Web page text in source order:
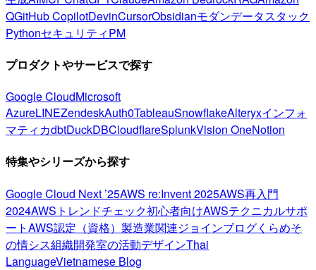
QGitHub CopilotDevinCursorObsidianモダンデータスタック
PythonセキュリティPM
プロダクトやサービスで探す
Google CloudMicrosoft
AzureLINEZendeskAuth0TableauSnowflakeAlteryxインフォ
マティカdbtDuckDBCloudflareSplunkVision OneNotion
特集やシリーズから探す
Google Cloud Next ’25AWS re:Invent 2025AWS再入門
2024AWSトレンドチェック初心者向けAWSテクニカルサポ
ートAWS認定（資格） 製造業関連ジョインブログくらめそ
の情シス組織開発室の活動デザインThai
LanguageVietnamese Blog